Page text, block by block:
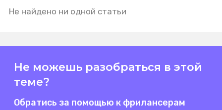
Не найдено ни одной статьи
Не можешь разобраться в этой
теме?
Обратись за помощью к фрилансерам